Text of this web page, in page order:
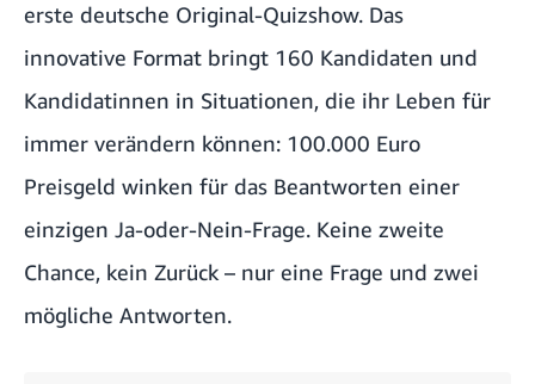
erste deutsche Original-Quizshow. Das
innovative Format bringt 160 Kandidaten und
Kandidatinnen in Situationen, die ihr Leben für
immer verändern können: 100.000 Euro
Preisgeld winken für das Beantworten einer
einzigen Ja-oder-Nein-Frage. Keine zweite
Chance, kein Zurück – nur eine Frage und zwei
mögliche Antworten.